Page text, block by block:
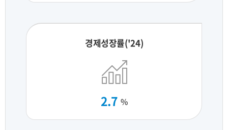
경제성장률('24)
2.7 %